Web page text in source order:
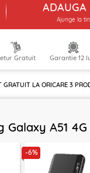
ADAUGA
Ajunge la
Gratuit Garantie 12
GRATUIT LA ORICARE 3
Galaxy A51 4G
-6%